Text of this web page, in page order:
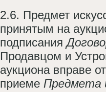
2.6. Предмет
принятым на
подписания
Продавцом и
аукциона вправе
приеме Предмета